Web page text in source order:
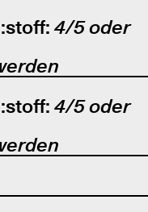
4/5 oder
4/5 oder